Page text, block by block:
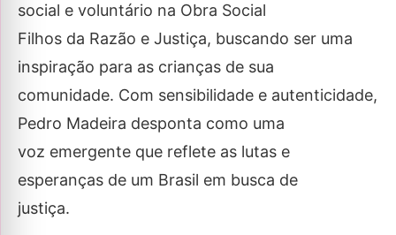
social e voluntário na Obra Social
Filhos da Razão e Justiça, buscando ser uma
inspiração para as crianças de sua
comunidade. Com sensibilidade e autenticidade,
Pedro Madeira desponta como uma
voz emergente que reflete as lutas e
esperanças de um Brasil em busca de
justiça.